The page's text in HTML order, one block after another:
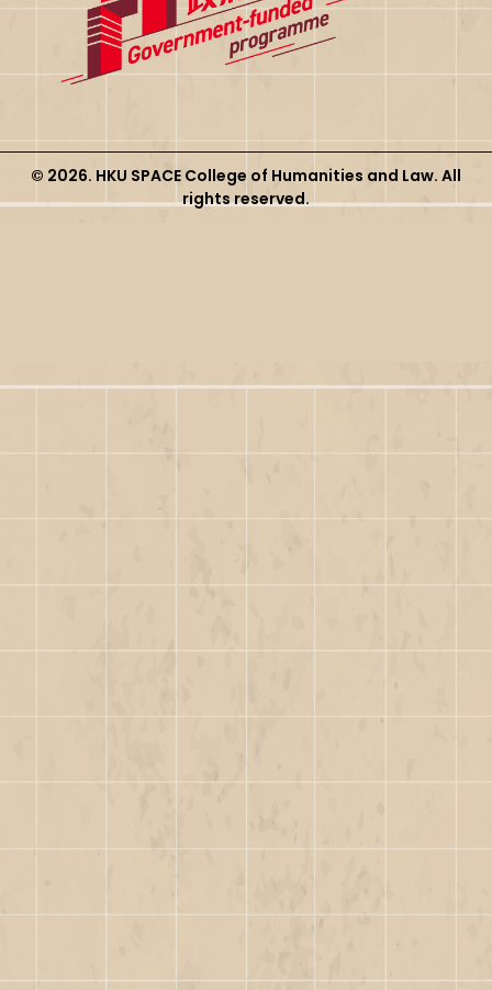
© 2026. HKU SPACE College of Humanities and Law. All
rights reserved.